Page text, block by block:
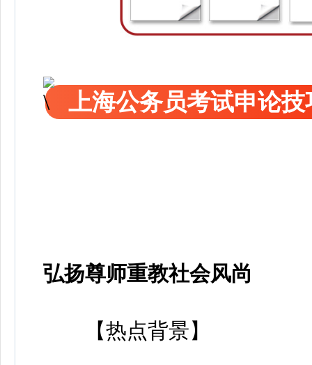
上海公务员考试申论
弘扬尊师重教社会风尚
【热点背景】